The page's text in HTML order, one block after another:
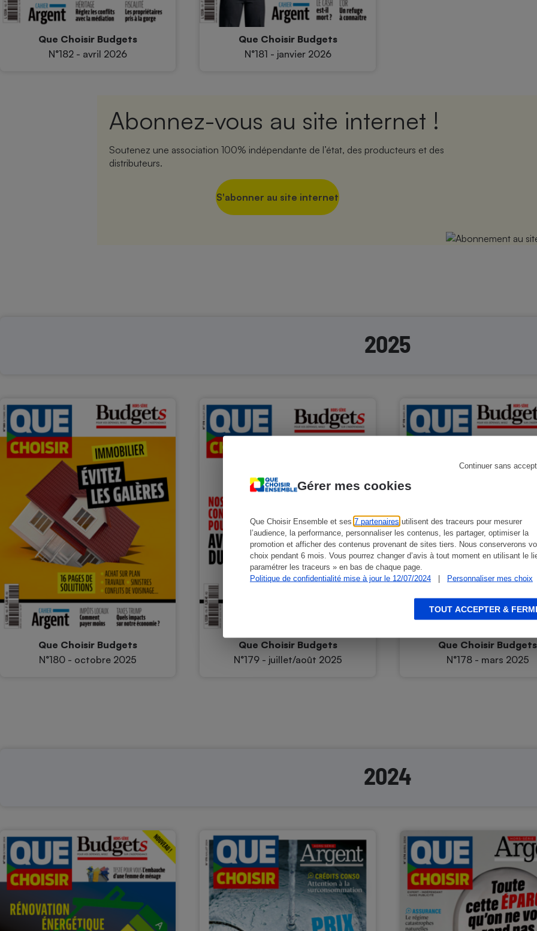
Gérer mes cookies
Que Choisir Ensemble et ses 7 partenaires utilisent des traceurs pour mesurer
l’audience, la performance, personnaliser les contenus, les partager, optimiser la
promotion et afficher des contenus provenant de sites tiers. Nous conserverons
choix pendant 6 mois. Vous pourrez changer d’avis à tout moment en utilisant le
paramétrer les traceurs » en bas de chaque page.
Politique de confidentialité mise à jour le 12/07/2024
| Personnaliser mes choix
Continuer sans
TOUT ACCEPTER &
Que Choisir Budgets
N°182 - avril 2026
Que Choisir Budgets
N°181 - janvier 2026
Abonnez-vous au site internet !
Soutenez une association 100% indépendante de l’état, des producteurs et des
distributeurs.
S'abonner au site internet
2025
Que Choisir Budgets
N°180 - octobre 2025
Que Choisir Budgets
N°179 - juillet/août 2025
Que Choisir Budgets
N°178 - mars 2025
2024